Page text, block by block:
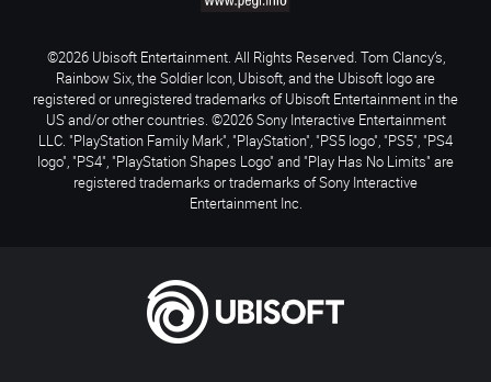
©2026 Ubisoft Entertainment. All Rights Reserved. Tom Clancy’s,
Rainbow Six, the Soldier Icon, Ubisoft, and the Ubisoft logo are
registered or unregistered trademarks of Ubisoft Entertainment in the
US and/or other countries. ©2026 Sony Interactive Entertainment
LLC. "PlayStation Family Mark", "PlayStation", "PS5 logo", "PS5", "PS4
logo", "PS4", "PlayStation Shapes Logo" and "Play Has No Limits" are
registered trademarks or trademarks of Sony Interactive
Entertainment Inc.